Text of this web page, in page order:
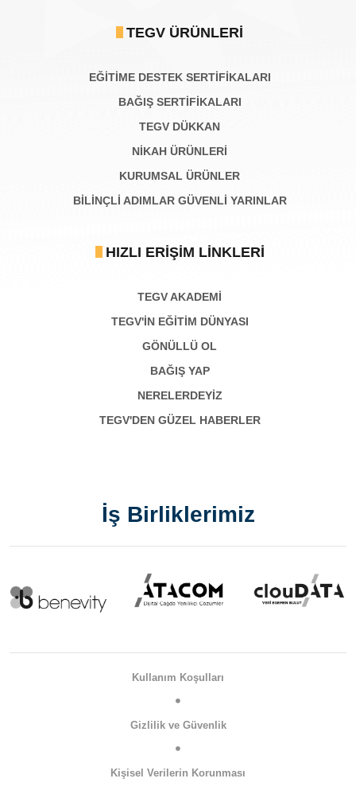
TEGV ÜRÜNLERI
EĞİTİME DESTEK SERTİFİKALARI
BAĞIŞ SERTIFIKALARI
TEGV DÜKKAN
NİKAH ÜRÜNLERİ
KURUMSAL ÜRÜNLER
BILINÇLI ADIMLAR GÜVENLI YARINLAR
HIZLI ERIŞIM LINKLERI
TEGV AKADEMI
TEGV'İN EĞİTİM DÜNYASI
GÖNÜLLÜ OL
BAĞIŞ YAP
NERELERDEYİZ
TEGV'DEN GÜZEL HABERLER
İş Birliklerimiz
Kullanım Koşulları
Gizlilik ve Güvenlik
Kişisel Verilerin Korunması